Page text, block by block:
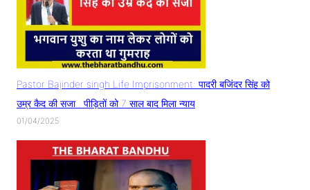
Pastor Bajinder singh Life Imprisonment: पादरी बजिंदर सिंह को
उम्र कैद की सजा.. पीड़ितों को 7 साल बाद मिला न्याय
01/04/2025